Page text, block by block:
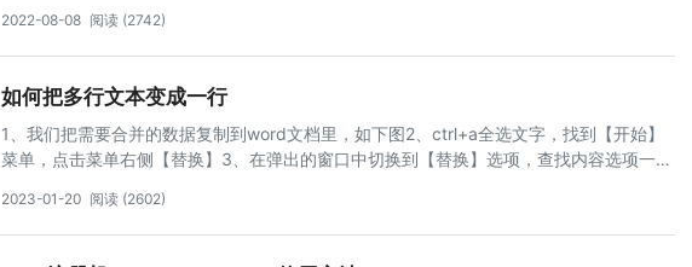
2022-08-08 阅读 (2742)
如何把多行文本变成一行
1、我们把需要合并的数据复制到word文档里，如下图2、ctrl+a全选文字，找到【开始】
菜单，点击菜单右侧【替换】3、在弹出的窗口中切换到【替换】选项，查找内容选项一栏
【全部替换】4、替换成功会弹出一个提示窗口，这里我们点【是】5、替换完成以后我们
看替换的内容，已经全部变成了一行6、要注意上面第三步的“^p”，是英文状态下的符号，
否则会提示差找不到。
2023-01-20 阅读 (2602)